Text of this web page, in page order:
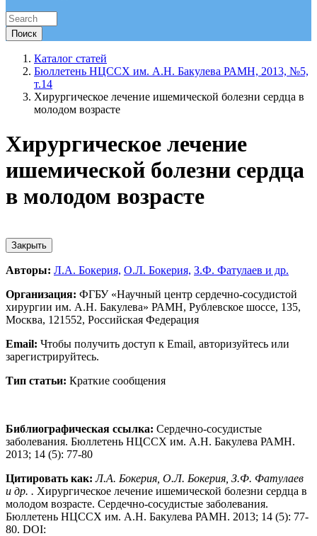
Каталог статей
Бюллетень НЦССХ им. А.Н. Бакулева РАМН, 2013, №5,
т.14
Хирургическое лечение ишемической болезни сердца в
молодом возрасте
Хирургическое лечение
ишемической болезни сердца
в молодом возрасте
Закрыть
Авторы: Л.А. Бокерия, О.Л. Бокерия, З.Ф. Фатулаев и др.
Организация: ФГБУ «Научный центр сердечно-сосудистой
хирургии им. А.Н. Бакулева» РАМН, Рублевское шоссе, 135,
Москва, 121552, Российская Федерация
Email: Чтобы получить доступ к Email, авторизуйтесь или
зарегистрируйтесь.
Тип статьи: Краткие сообщения
Библиографическая ссылка: Сердечно-сосудистые
заболевания. Бюллетень НЦССХ им. А.Н. Бакулева РАМН.
2013; 14 (5): 77-80
Цитировать как: Л.А. Бокерия, О.Л. Бокерия, З.Ф. Фатулаев
и др. . Хирургическое лечение ишемической болезни сердца в
молодом возрасте. Сердечно-сосудистые заболевания.
Бюллетень НЦССХ им. А.Н. Бакулева РАМН. 2013; 14 (5): 77-
80. DOI: